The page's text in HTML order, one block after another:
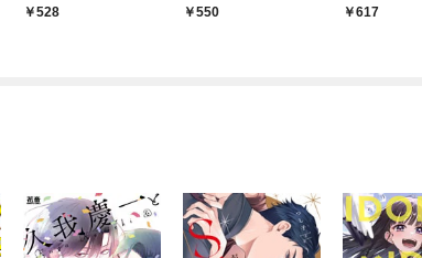
528
550
617